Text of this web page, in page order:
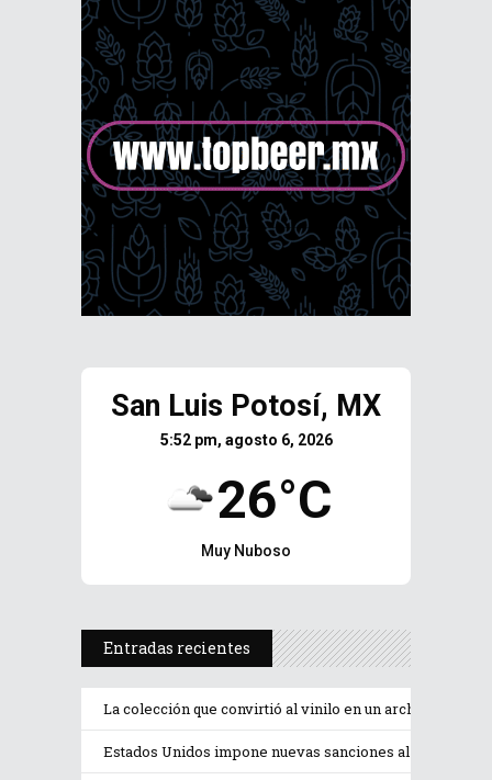
San Luis Potosí, MX
5:52 pm, agosto 6, 2026
26°C
Muy Nuboso
Entradas recientes
La colección que convirtió al vinilo en un archivo de la
Estados Unidos impone nuevas sanciones al ministro